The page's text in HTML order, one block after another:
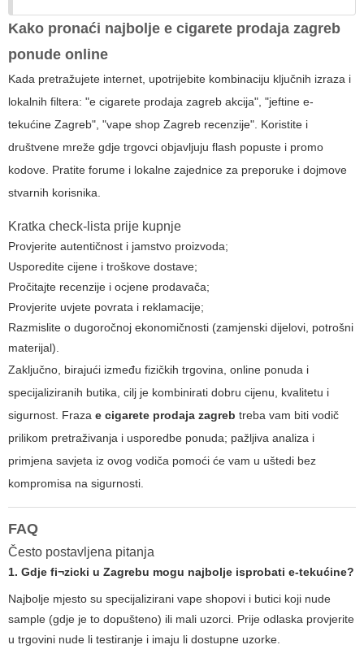
Kako pronaći najbolje e cigarete prodaja zagreb
ponude online
Kada pretražujete internet, upotrijebite kombinaciju ključnih izraza i
lokalnih filtera: "e cigarete prodaja zagreb akcija", "jeftine e-
tekućine Zagreb", "vape shop Zagreb recenzije". Koristite i
društvene mreže gdje trgovci objavljuju flash popuste i promo
kodove. Pratite forume i lokalne zajednice za preporuke i dojmove
stvarnih korisnika.
Kratka check-lista prije kupnje
Provjerite autentičnost i jamstvo proizvoda;
Usporedite cijene i troškove dostave;
Pročitajte recenzije i ocjene prodavača;
Provjerite uvjete povrata i reklamacije;
Razmislite o dugoročnoj ekonomičnosti (zamjenski dijelovi, potrošni
materijal).
Zaključno, birajući između fizičkih trgovina, online ponuda i
specijaliziranih butika, cilj je kombinirati dobru cijenu, kvalitetu i
sigurnost. Fraza e cigarete prodaja zagreb treba vam biti vodič
prilikom pretraživanja i usporedbe ponuda; pažljiva analiza i
primjena savjeta iz ovog vodiča pomoći će vam u uštedi bez
kompromisa na sigurnosti.
FAQ
Često postavljena pitanja
1. Gdje fi¬zicki u Zagrebu mogu najbolje isprobati e-tekućine?
Najbolje mjesto su specijalizirani vape shopovi i butici koji nude
sample (gdje je to dopušteno) ili mali uzorci. Prije odlaska provjerite
u trgovini nude li testiranje i imaju li dostupne uzorke.